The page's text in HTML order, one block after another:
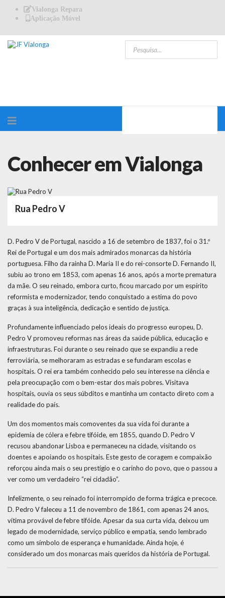
Vialonga Repara
Aplicação Móvel
Conhecer em Vialonga
Rua Pedro V
D. Pedro V de Portugal, nascido a 16 de setembro de 1837, foi o 31.º
Rei de Portugal e um dos mais admirados monarcas da história
portuguesa. Filho da rainha D. Maria II e do rei-consorte D. Fernando II,
subiu ao trono em 1853, com apenas 16 anos, após a morte prematura
da mãe. O seu reinado, embora curto, ficou marcado por um espírito
reformista e modernizador, tendo conquistado a estima do povo
graças à sua inteligência, dedicação e sentido de justiça.
Profundamente influenciado pelos ideais do progresso europeu, D.
Pedro V promoveu reformas nas áreas da saúde pública, educação e
infraestruturas. Foi durante o seu reinado que se expandiu a rede
ferroviária, se melhoraram as estradas e se fundaram escolas e
hospitais. O rei era também conhecido pelo seu interesse na ciência e
pela preocupação com o bem-estar dos mais pobres. Visitava
hospitais, ouvia os seus súbditos e mantinha um contacto direto com a
realidade do país.
Um dos momentos mais comoventes da sua vida foi durante a
epidemia de cólera e febre tifóide, em 1855, quando D. Pedro V
recusou abandonar Lisboa e permaneceu na cidade, visitando os
doentes e apoiando os hospitais. Este gesto de coragem e compaixão
reforçou ainda mais o seu prestígio e o carinho do povo, que o passou a
ver como um verdadeiro “rei cidadão”.
Infelizmente, o seu reinado foi interrompido de forma trágica e precoce.
D. Pedro V faleceu a 11 de novembro de 1861, com apenas 24 anos,
vítima provável de febre tifóide. Apesar da sua curta vida, deixou um
legado de modernidade, serviço público e empatia, sendo lembrado
como um símbolo de esperança e humanidade. Ainda hoje, é
considerado um dos monarcas mais queridos da história de Portugal.